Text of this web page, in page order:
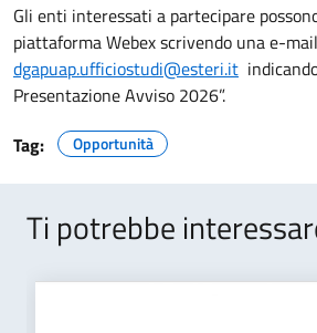
Gli enti interessati a partecipare
piattaforma Webex scrivendo una e-
dgapuap.ufficiostudi@esteri.it
Presentazione Avviso 2026”.
Tag:
Opportunità
Ti potrebbe